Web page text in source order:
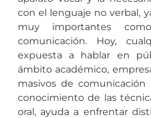
con el lenguaje no verbal,
muy importantes
comunicación. Hoy,
expuesta a hablar en
ámbito académico,
masivos de comunicación
conocimiento de las
oral, ayuda a enfrentar